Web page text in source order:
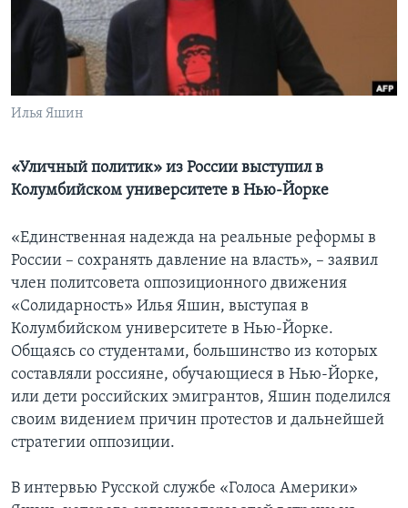
Learning English
СОЦИАЛЬНЫЕ СЕТИ
Языки
Илья Яшин
«Уличный политик» из России выступил в
Колумбийском университете в Нью-Йорке
«Единственная надежда на реальные реформы в
России – сохранять давление на власть», – заявил
член политсовета оппозиционного движения
«Солидарность» Илья Яшин, выступая в
Колумбийском университете в Нью-Йорке.
Общаясь со студентами, большинство из которых
составляли россияне, обучающиеся в Нью-Йорке,
или дети российских эмигрантов, Яшин поделился
своим видением причин протестов и дальнейшей
стратегии оппозиции.
В интервью Русской службе «Голоса Америки»